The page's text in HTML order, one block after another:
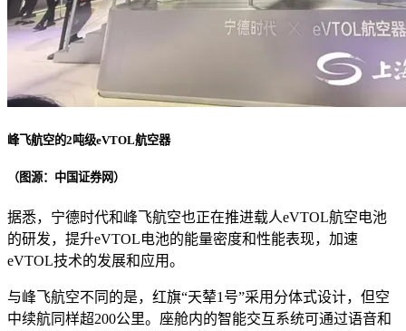
峰飞航空的2吨级eVTOL航空器
（图源：中国证券网）
据悉，宁德时代和峰飞航空也正在推进载人eVTOL航空电池
的研发，提升eVTOL电池的能量密度和性能表现，加速
eVTOL技术的发展和应用。
与峰飞航空不同的是，红旗“天辇1号”采用分体式设计，但空
中续航同样超200公里。座舱内的智能交互系统可通过语音和